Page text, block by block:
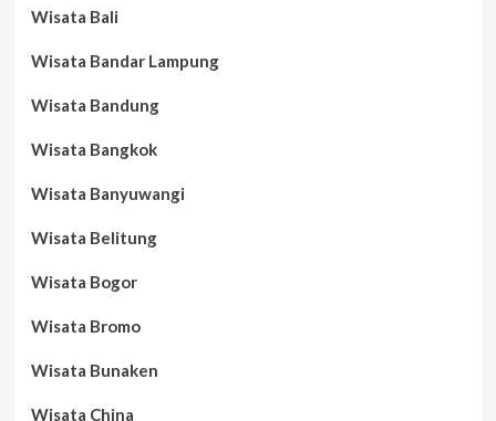
Wisata Bali
Wisata Bandar Lampung
Wisata Bandung
Wisata Bangkok
Wisata Banyuwangi
Wisata Belitung
Wisata Bogor
Wisata Bromo
Wisata Bunaken
Wisata China